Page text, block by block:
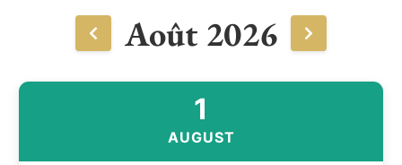
Août 2026
1
AUGUST